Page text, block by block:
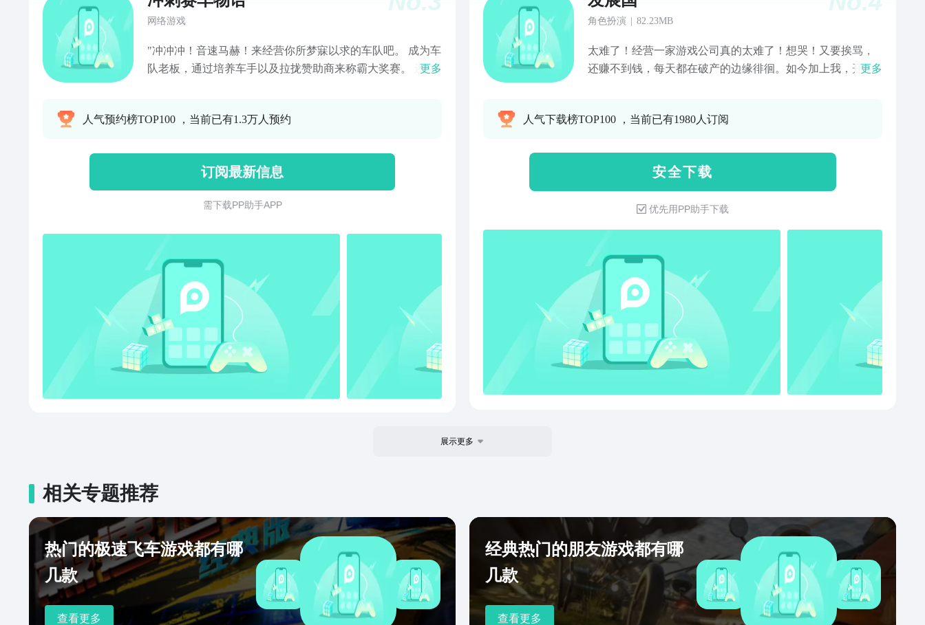
网络游戏
"冲冲冲！音速马赫！来经营你所梦寐以求的车队吧。 成为车
队老板，通过培养车手以及拉拢赞助商来称霸大奖赛。 还能
还支持画面的旋转和滑动以及在比赛过程中缩放画面。"
更多
人气预约榜TOP100 ，当前已有1.3万人预约
订阅最新信息
需 下 载 P P 助 手 A P P
角色扮演 82.23MB
太难了！经营一家游戏公司真的太难了！想哭！又要挨骂，
还赚不到钱，每天都在破产的边缘徘徊。如今加上我，开发
掉了自己的衣服，每天只穿一条内裤来上班，经常在上班路
谁，策划自从上次被玩家痛骂之后就发誓，不做出一款全国
第一的游戏永不以真面目示人！都是老板不行？什么？那要
不然你来，我这个位置给你坐！你敢带领我们，成为全国第
一游戏公司吗？
更多
人气下载榜TOP100 ，当前已有1980人订阅
安 全 下 载
优先用PP助手下载
展示更多
相关专题推荐
热门的极速飞车游戏都有哪
几款
查看更多
经典热门的朋友游戏都有哪
几款
查看更多